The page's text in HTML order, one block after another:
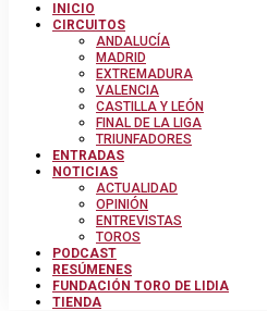
INICIO
CIRCUITOS
ANDALUCÍA
MADRID
EXTREMADURA
VALENCIA
CASTILLA Y LEÓN
FINAL DE LA LIGA
TRIUNFADORES
ENTRADAS
NOTICIAS
ACTUALIDAD
OPINIÓN
ENTREVISTAS
TOROS
PODCAST
RESÚMENES
FUNDACIÓN TORO DE LIDIA
TIENDA